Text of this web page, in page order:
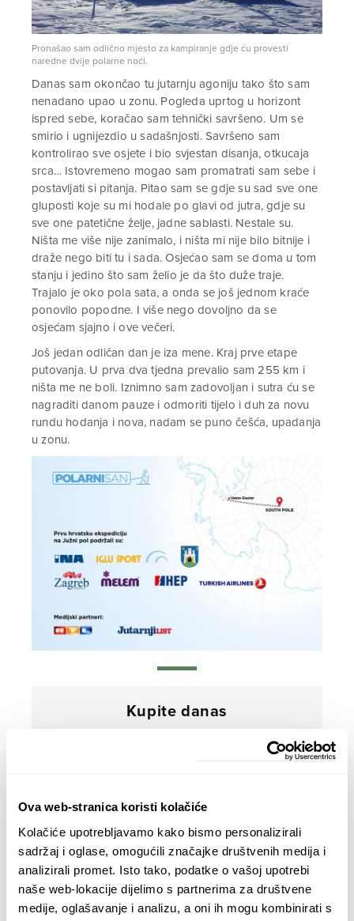
Ova web-stranica koristi kolačiće
Kolačiće upotrebljavamo kako bismo personalizirali
sadržaj i oglase, omogućili značajke društvenih medija i
analizirali promet. Isto tako, podatke o vašoj upotrebi
naše web-lokacije dijelimo s partnerima za društvene
medije, oglašavanje i analizu, a oni ih mogu kombinirati s
Pronašao sam odlično mjesto za kampiranje gdje ću provesti
naredne dvije polarne noći.
Danas sam okončao tu jutarnju agoniju tako što sam
nenadano upao u zonu. Pogleda uprtog u horizont
ispred sebe, koračao sam tehnički savršeno. Um se
smirio i ugnijezdio u sadašnjosti. Savršeno sam
kontrolirao sve osjete i bio svjestan disanja, otkucaja
srca… Istovremeno mogao sam promatrati sam sebe i
postavljati si pitanja. Pitao sam se gdje su sad sve one
gluposti koje su mi hodale po glavi od jutra, gdje su
sve one patetične želje, jadne sablasti. Nestale su.
Ništa me više nije zanimalo, i ništa mi nije bilo bitnije i
draže nego biti tu i sada. Osjećao sam se doma u tom
stanju i jedino što sam želio je da što duže traje.
Trajalo je oko pola sata, a onda se još jednom kraće
ponovilo popodne. I više nego dovoljno da se
osjećam sjajno i ove večeri.
Još jedan odličan dan je iza mene. Kraj prve etape
putovanja. U prva dva tjedna prevalio sam 255 km i
ništa me ne boli. Iznimno sam zadovoljan i sutra ću se
nagraditi danom pauze i odmoriti tijelo i duh za novu
rundu hodanja i nova, nadam se puno češća, upadanja
u zonu.
Kupite danas